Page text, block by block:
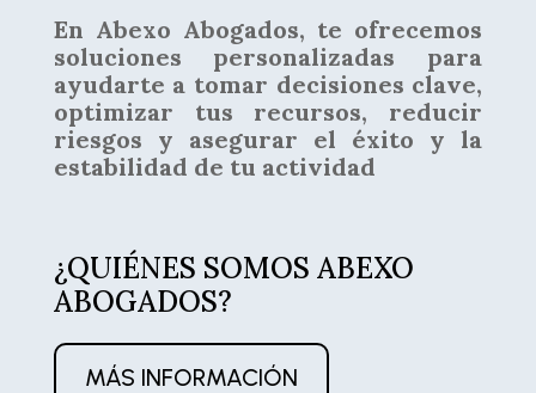
En Abexo Abogados, te ofrecemos
soluciones personalizadas para
ayudarte a tomar decisiones clave,
optimizar tus recursos, reducir
riesgos y asegurar el éxito y la
estabilidad de tu actividad
¿QUIÉNES SOMOS ABEXO
ABOGADOS?
MÁS INFORMACIÓN